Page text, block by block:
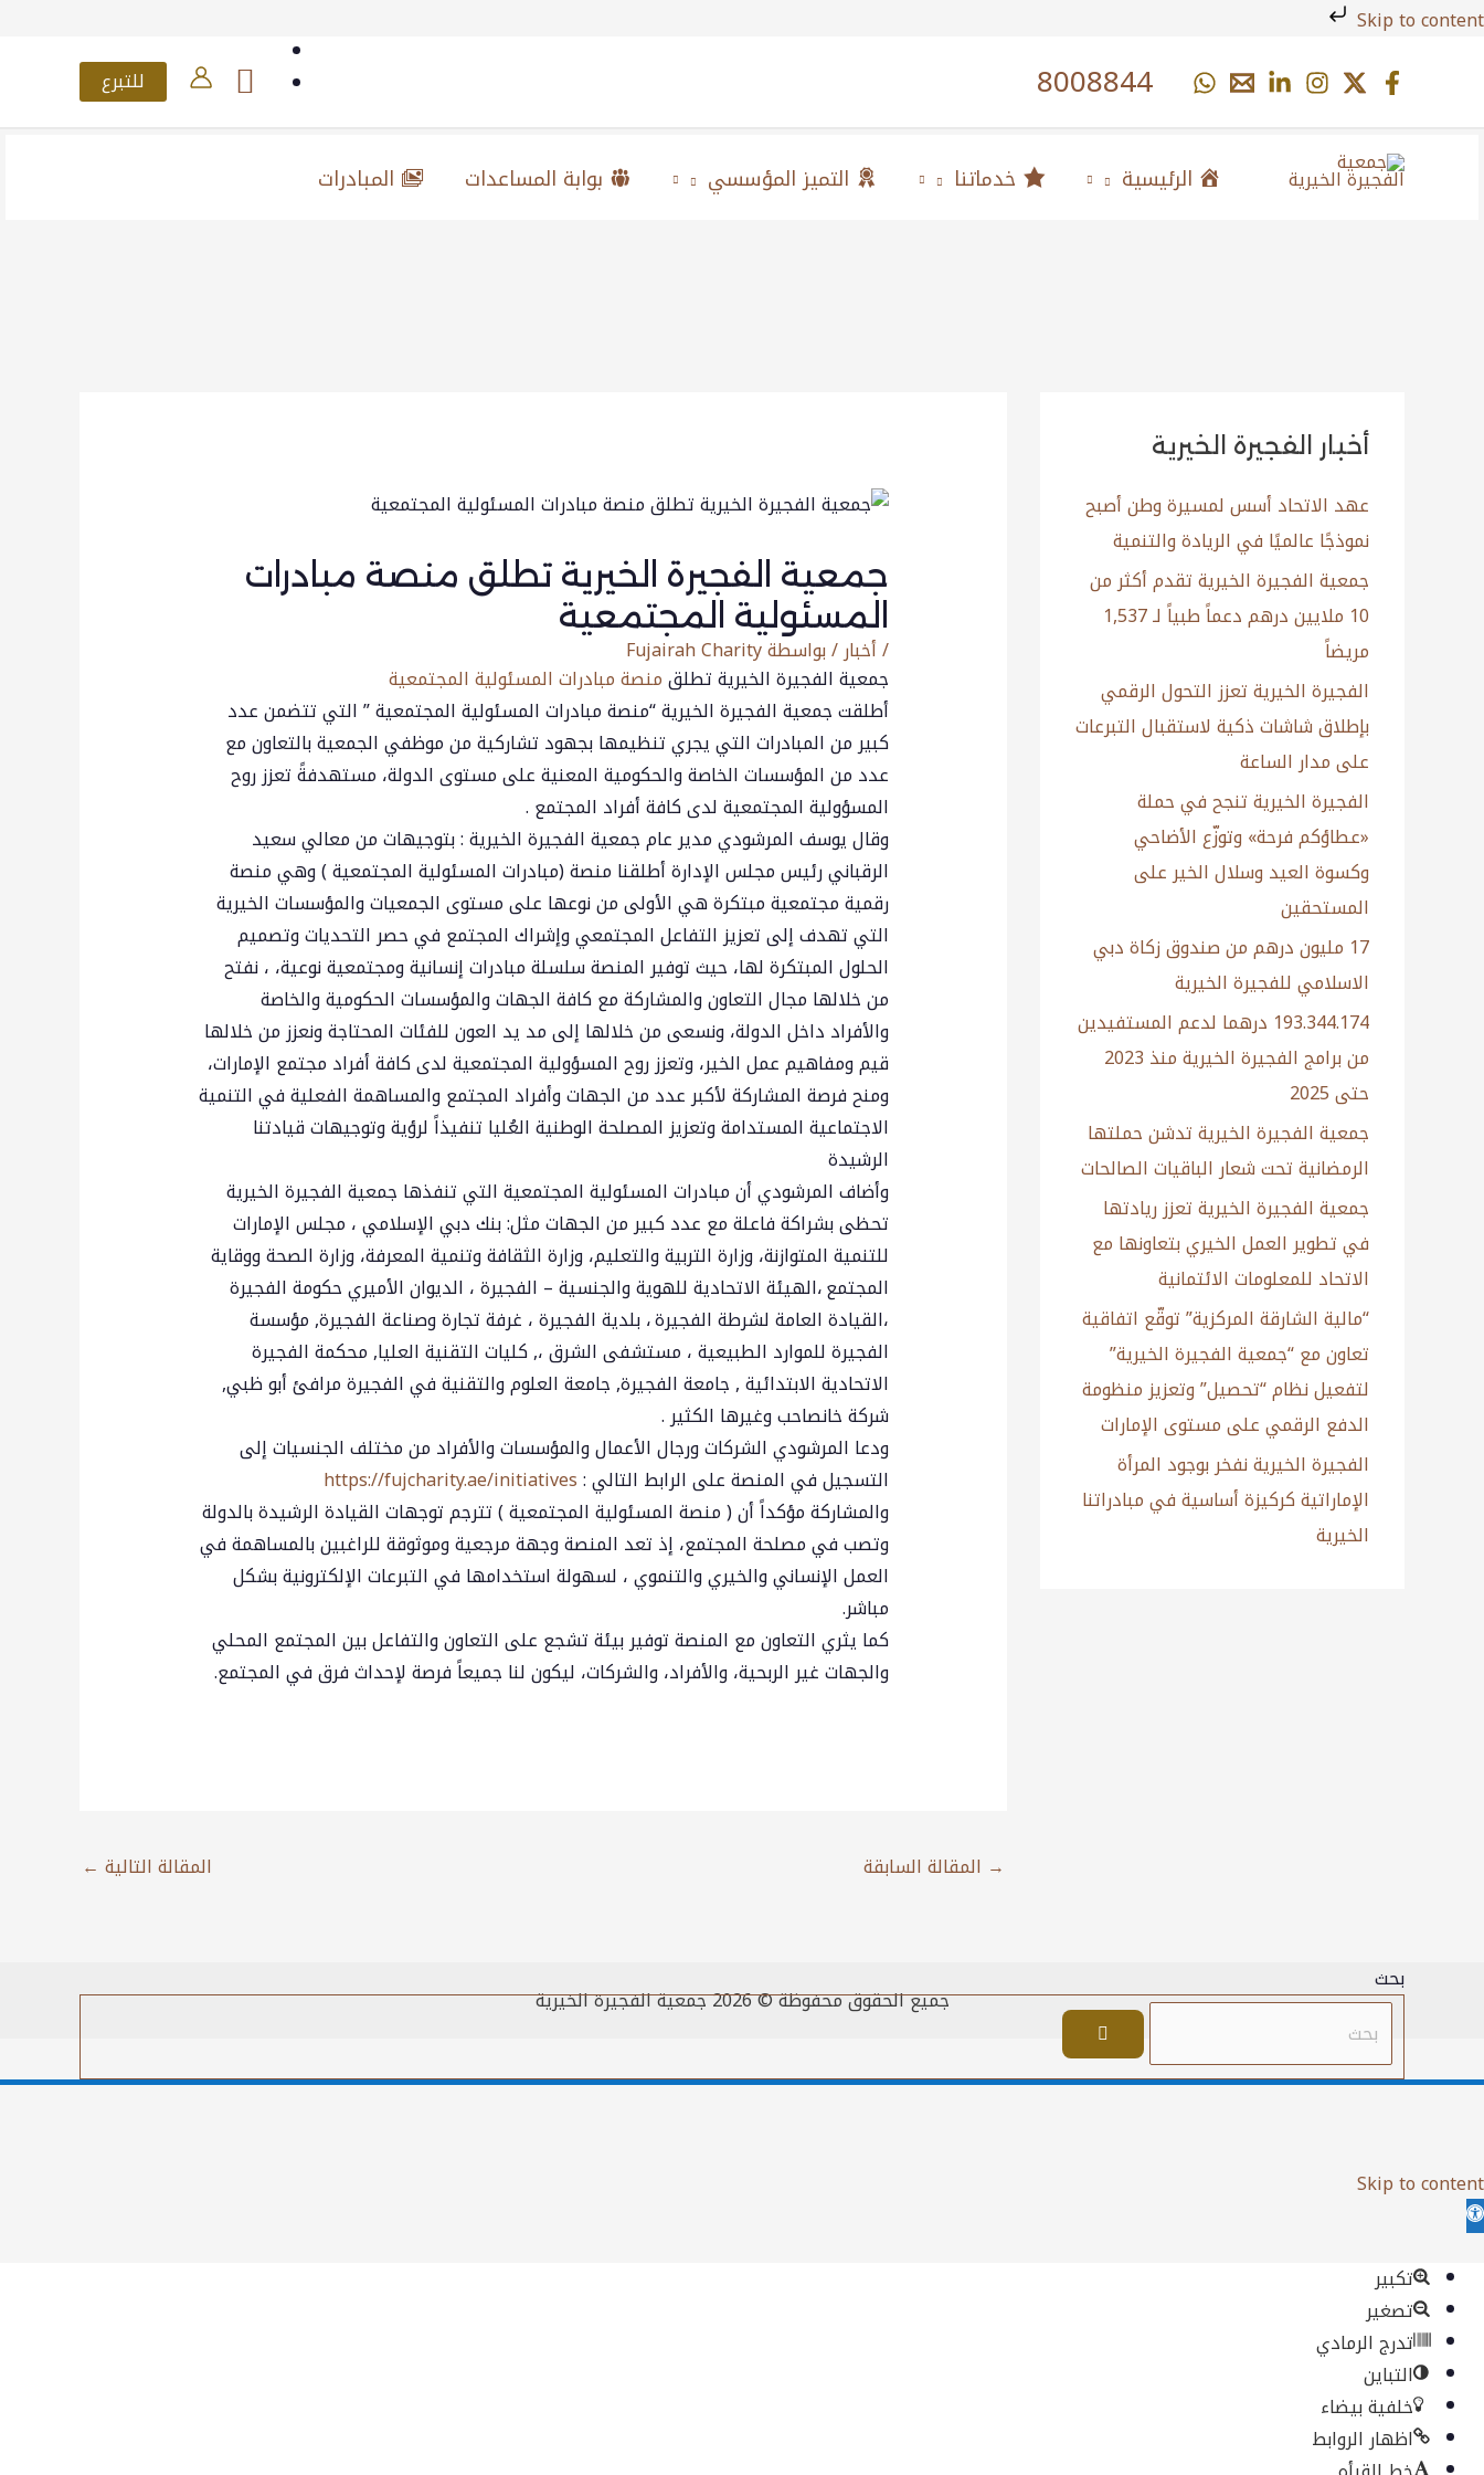
Skip to content
تخطي
8008844 للتبرع
الرئيسية خدماتنا التميز المؤسسي بوابة المساعدات المبادرات
أخبار الفجيرة الخيرية
عهد الاتحاد أسس لمسيرة وطن أصبح
نموذجًا عالميًا في الريادة والتنمية
جمعية الفجيرة الخيرية تقدم أكثر من
10 ملايين درهم دعماً طبياً لـ 1,537
مريضاً
الفجيرة الخيرية تعزز التحول الرقمي
بإطلاق شاشات ذكية لاستقبال التبرعات
على مدار الساعة
الفجيرة الخيرية تنجح في حملة
«عطاؤكم فرحة» وتوزّع الأضاحي
وكسوة العيد وسلال الخير على
المستحقين
17 مليون درهم من صندوق زكاة دبي
الاسلامي للفجيرة الخيرية
193.344.174 درهما لدعم المستفيدين
من برامج الفجيرة الخيرية منذ 2023
حتى 2025
جمعية الفجيرة الخيرية تدشن حملتها
الرمضانية تحت شعار الباقيات الصالحات
جمعية الفجيرة الخيرية تعزز ريادتها
في تطوير العمل الخيري بتعاونها مع
الاتحاد للمعلومات الائتمانية
“مالية الشارقة المركزية” توقّع اتفاقية
تعاون مع “جمعية الفجيرة الخيرية”
لتفعيل نظام “تحصيل” وتعزيز منظومة
الدفع الرقمي على مستوى الإمارات
الفجيرة الخيرية نفخر بوجود المرأة
الإماراتية كركيزة أساسية في مبادراتنا
الخيرية
جمعية الفجيرة الخيرية تطلق منصة مبادرات
المسئولية المجتمعية
/أخبار/ بواسطةFujairah Charity
جمعية الفجيرة الخيرية تطلقمنصة مبادرات المسئولية المجتمعية
أطلقت جمعية الفجيرة الخيرية “منصة مبادرات المسئولية المجتمعية ” التي تتضمن عدد
كبير من المبادرات التي يجري تنظيمها بجهود تشاركية من موظفي الجمعية بالتعاون مع
عدد من المؤسسات الخاصة والحكومية المعنية على مستوى الدولة، مستهدفةً تعزز روح
المسؤولية المجتمعية لدى كافة أفراد المجتمع .
وقال يوسف المرشودي مدير عام جمعية الفجيرة الخيرية : بتوجيهات من معالي سعيد
الرقباني رئيس مجلس الإدارة أطلقنا منصة (مبادرات المسئولية المجتمعية ) وهي منصة
رقمية مجتمعية مبتكرة هي الأولى من نوعها على مستوى الجمعيات والمؤسسات الخيرية
التي تهدف إلى تعزيز التفاعل المجتمعي وإشراك المجتمع في حصر التحديات وتصميم
الحلول المبتكرة لها، حيث توفير المنصة سلسلة مبادرات إنسانية ومجتمعية نوعية، ، نفتح
من خلالها مجال التعاون والمشاركة مع كافة الجهات والمؤسسات الحكومية والخاصة
والأفراد داخل الدولة، ونسعى من خلالها إلى مد يد العون للفئات المحتاجة ونعزز من خلالها
قيم ومفاهيم عمل الخير، وتعزز روح المسؤولية المجتمعية لدى كافة أفراد مجتمع الإمارات،
ومنح فرصة المشاركة لأكبر عدد من الجهات وأفراد المجتمع والمساهمة الفعلية في التنمية
الاجتماعية المستدامة وتعزيز المصلحة الوطنية العُليا تنفيذاً لرؤية وتوجيهات قيادتنا
الرشيدة
وأضاف المرشودي أن مبادرات المسئولية المجتمعية التي تنفذها جمعية الفجيرة الخيرية
تحظى بشراكة فاعلة مع عدد كبير من الجهات مثل: بنك دبي الإسلامي ، مجلس الإمارات
للتنمية المتوازنة، وزارة التربية والتعليم، وزارة الثقافة وتنمية المعرفة، وزارة الصحة ووقاية
المجتمع ،الهيئة الاتحادية للهوية والجنسية – الفجيرة ، الديوان الأميري حكومة الفجيرة
،القيادة العامة لشرطة الفجيرة ، بلدية الفجيرة ، غرفة تجارة وصناعة الفجيرة, مؤسسة
الفجيرة للموارد الطبيعية ، مستشفى الشرق ،, كليات التقنية العليا, محكمة الفجيرة
الاتحادية الابتدائية , جامعة الفجيرة, جامعة العلوم والتقنية في الفجيرة مرافئ أبو ظبي,
شركة خانصاحب وغيرها الكثير .
ودعا المرشودي الشركات ورجال الأعمال والمؤسسات والأفراد من مختلف الجنسيات إلى
التسجيل في المنصة على الرابط التالي :https://fujcharity.ae/initiatives
والمشاركة مؤكداً أن ( منصة المسئولية المجتمعية ) تترجم توجهات القيادة الرشيدة بالدولة
وتصب في مصلحة المجتمع، إذ تعد المنصة وجهة مرجعية وموثوقة للراغبين بالمساهمة في
العمل الإنساني والخيري والتنموي ، لسهولة استخدامها في التبرعات الإلكترونية بشكل
مباشر.
كما يثري التعاون مع المنصة توفير بيئة تشجع على التعاون والتفاعل بين المجتمع المحلي
والجهات غير الربحية، والأفراد، والشركات، ليكون لنا جميعاً فرصة لإحداث فرق في المجتمع.
→ المقالة السابقة المقالة التالية ←
جميع الحقوق محفوظة © 2026 جمعية الفجيرة الخيرية
بحث
بحث
Skip to content
Open
تكبير
تصغير
تدرج الرمادي
التباين
خلفية بيضاء
اظهار الروابط